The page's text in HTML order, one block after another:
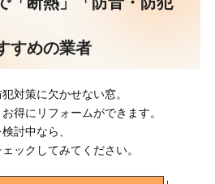
すめの業者
対策に欠かせない窓。
得にリフォームができます。
討中なら、
ックしてみてください。